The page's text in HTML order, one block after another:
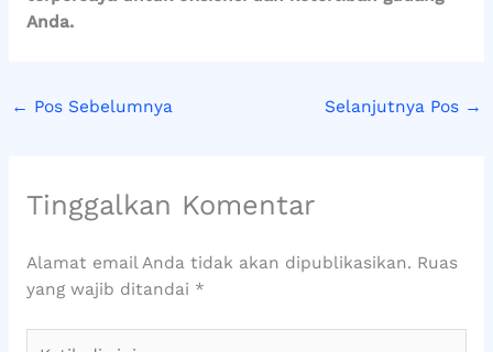
Anda.
← Pos Sebelumnya Selanjutnya Pos →
Tinggalkan Komentar
Alamat email Anda tidak akan dipublikasikan. Ruas
yang wajib ditandai *